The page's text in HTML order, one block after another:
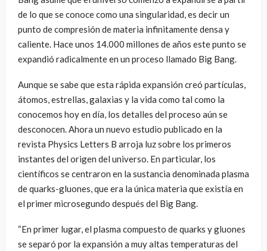
de lo que se conoce como una singularidad, es decir un
punto de compresión de materia infinitamente densa y
caliente. Hace unos 14.000 millones de años este punto se
expandió radicalmente en un proceso llamado Big Bang.
Aunque se sabe que esta rápida expansión creó partículas,
átomos, estrellas, galaxias y la vida como tal como la
conocemos hoy en día, los detalles del proceso aún se
desconocen. Ahora un nuevo estudio publicado en la
revista Physics Letters B arroja luz sobre los primeros
instantes del origen del universo. En particular, los
científicos se centraron en la sustancia denominada plasma
de quarks-gluones, que era la única materia que existía en
el primer microsegundo después del Big Bang.
“En primer lugar, el plasma compuesto de quarks y gluones
se separó por la expansión a muy altas temperaturas del